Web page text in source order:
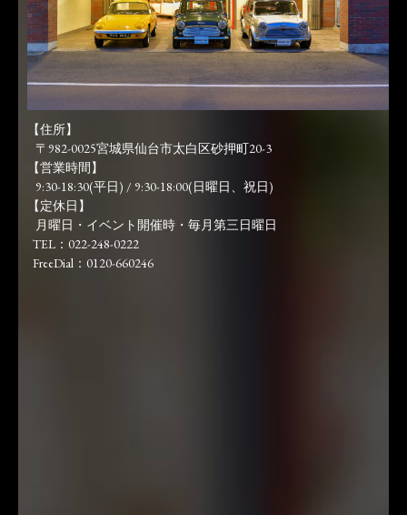
【住所】
〒982-0025宮城県仙台市太白区砂押町20-3
【営業時間】
9:30-18:30(平日) / 9:30-18:00(日曜日、祝日)
【定休日】
月曜日・イベント開催時・毎月第三日曜日
TEL：022-248-0222
FreeDial：0120-660246